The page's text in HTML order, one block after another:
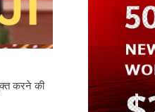
करने की